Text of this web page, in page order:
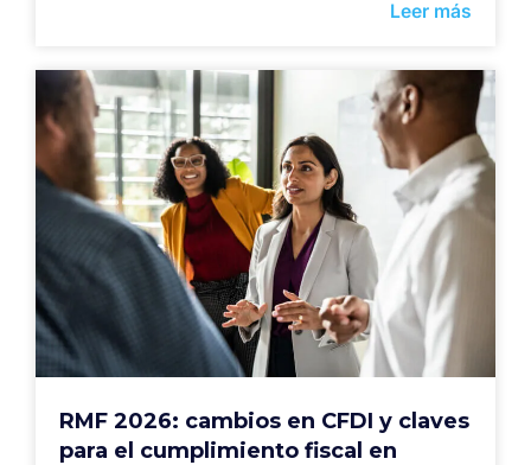
Leer más
RMF 2026: cambios en CFDI y claves
para el cumplimiento fiscal en